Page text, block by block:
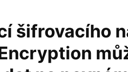
šifrovacího